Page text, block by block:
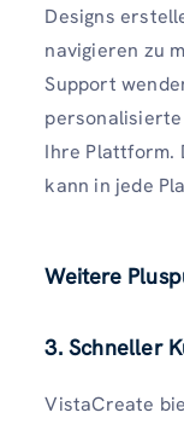
Designs
navigieren zu
Support
personalisierte
Ihre Plattform.
kann in jede
Weitere
3. Schneller
VistaCreate